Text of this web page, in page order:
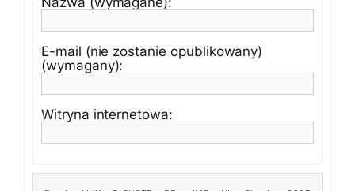
E-mail (nie zostanie opublikowany)
(wymagany):
Witryna internetowa: